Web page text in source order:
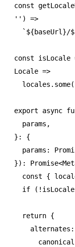
const
'' ) =>
  `
${baseUrl }/
const isLocale
Locale =>
  locales
.some
export async
  params
,
} :
{
  params
:
}) : Promise<
  const
{
  if
( ! isLocale
  return
{
    alternates
:
      canonical